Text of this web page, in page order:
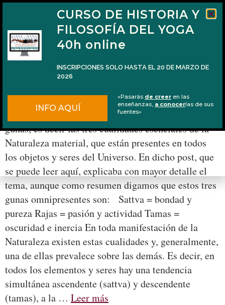
La Trimūrti y su relación con los 3 gunas
La semana pasada publiqué un post sobre los tres
gunas, es decir las tres cualidades esenciales de la
Naturaleza material, que están presentes en todos
los objetos y seres del Universo. En dicho post, que
se puede leer aquí, explicaba con mayor detalle el
tema, aunque como resumen digamos que estos tres
gunas omnipresentes son: Sattva = bondad y
pureza Rajas = pasión y actividad Tamas =
oscuridad e inercia En toda manifestación de la
Naturaleza existen estas cualidades y, generalmente,
una de ellas prevalece sobre las demás. Es decir, en
todos los elementos y seres hay una tendencia
simultánea ascendente (sattva) y descendente
(tamas), a la … Leer más
CURSO DE HISTORIA Y
FILOSOFÍA DEL YOGA
40h online
INSCRIPCIONES SOLO HASTA EL 20 DE MARZO DE
2026
INFO AQUÍ
«Pasarás de creer en las
enseñanzas, a conocerlas de sus
fuentes»